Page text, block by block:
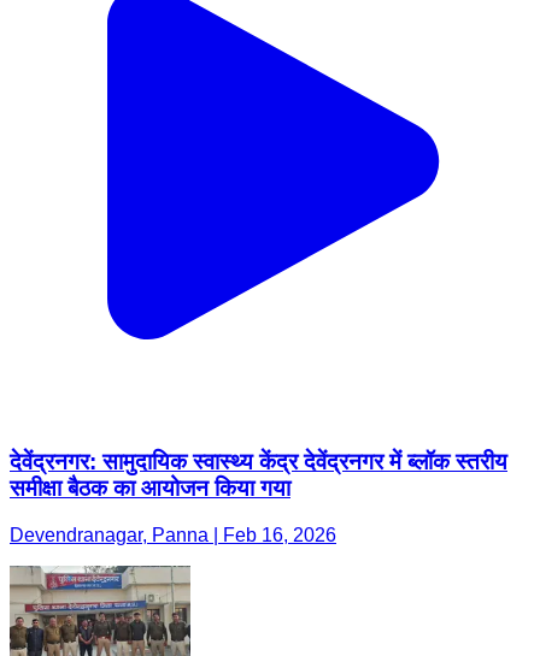
देवेंद्रनगर: सामुदायिक स्वास्थ्य केंद्र देवेंद्रनगर में ब्लॉक स्तरीय
समीक्षा बैठक का आयोजन किया गया
Devendranagar, Panna | Feb 16, 2026